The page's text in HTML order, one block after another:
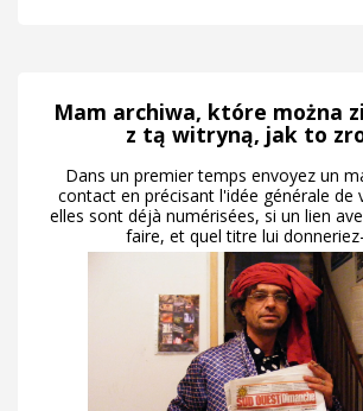
Mam archiwa, które można
z tą witryną, jak to
Dans un premier temps envoyez un
contact en précisant l'idée générale de
elles sont déjà numérisées, si un lien
faire, et quel titre lui